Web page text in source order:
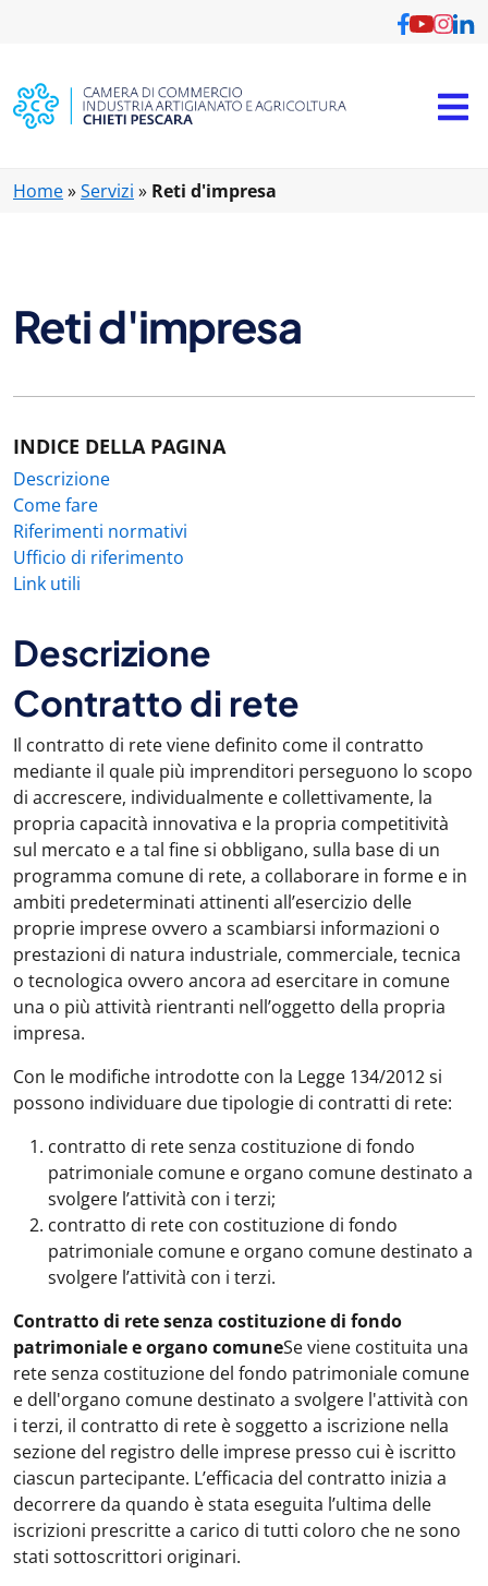
Home»Servizi » Reti d'impresa
Reti d'impresa
INDICE DELLA PAGINA
Descrizione
Come fare
Riferimenti normativi
Ufficio di riferimento
Link utili
Descrizione
Contratto di rete
Il contratto di rete viene definito come il contratto
mediante il quale più imprenditori perseguono lo scopo
di accrescere, individualmente e collettivamente, la
propria capacità innovativa e la propria competitività
sul mercato e a tal fine si obbligano, sulla base di un
programma comune di rete, a collaborare in forme e in
ambiti predeterminati attinenti all’esercizio delle
proprie imprese ovvero a scambiarsi informazioni o
prestazioni di natura industriale, commerciale, tecnica
o tecnologica ovvero ancora ad esercitare in comune
una o più attività rientranti nell’oggetto della propria
impresa.
Con le modifiche introdotte con la Legge 134/2012 si
possono individuare due tipologie di contratti di rete:
contratto di rete senza costituzione di fondo
patrimoniale comune e organo comune destinato a
svolgere l’attività con i terzi;
contratto di rete con costituzione di fondo
patrimoniale comune e organo comune destinato a
svolgere l’attività con i terzi.
Contratto di rete senza costituzione di fondo
patrimoniale e organo comuneSe viene costituita una
rete senza costituzione del fondo patrimoniale comune
e dell'organo comune destinato a svolgere l'attività con
i terzi, il contratto di rete è soggetto a iscrizione nella
sezione del registro delle imprese presso cui è iscritto
ciascun partecipante. L’efficacia del contratto inizia a
decorrere da quando è stata eseguita l’ultima delle
iscrizioni prescritte a carico di tutti coloro che ne sono
stati sottoscrittori originari.